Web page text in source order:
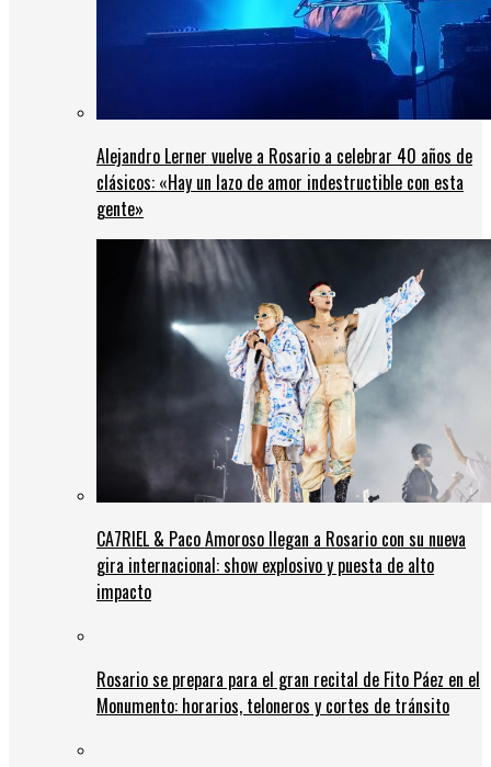
Alejandro Lerner vuelve a Rosario a celebrar 40 años de
clásicos: «Hay un lazo de amor indestructible con esta
gente»
CA7RIEL & Paco Amoroso llegan a Rosario con su nueva
gira internacional: show explosivo y puesta de alto
impacto
Rosario se prepara para el gran recital de Fito Páez en el
Monumento: horarios, teloneros y cortes de tránsito